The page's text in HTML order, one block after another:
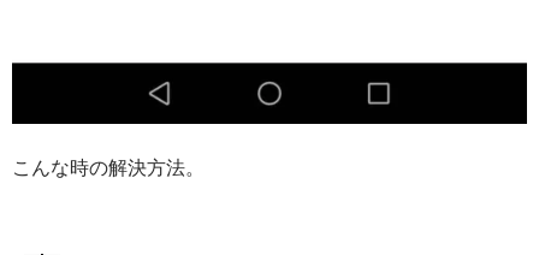
こんな時の解決方法。